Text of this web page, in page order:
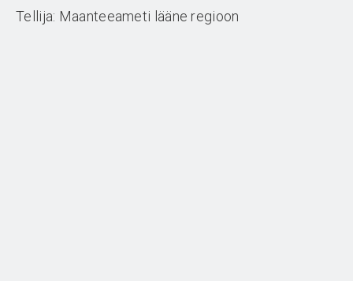
Tellija: Maanteeameti lääne regioon